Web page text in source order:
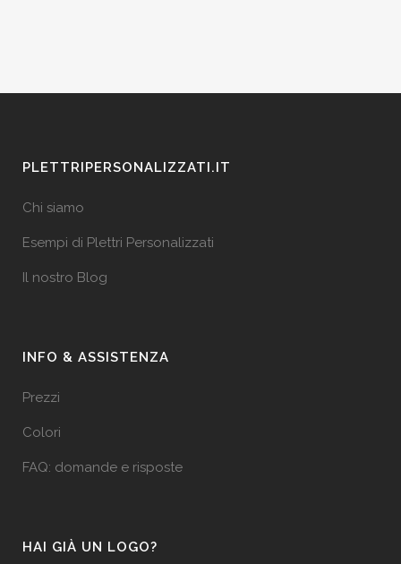
PLETTRIPERSONALIZZATI.IT
Chi siamo
Esempi di Plettri Personalizzati
Il nostro Blog
INFO & ASSISTENZA
Prezzi
Colori
FAQ: domande e risposte
HAI GIÀ UN LOGO?